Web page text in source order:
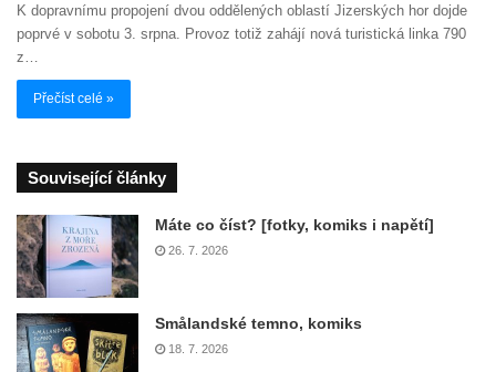
K dopravnímu propojení dvou oddělených oblastí Jizerských hor dojde
poprvé v sobotu 3. srpna. Provoz totiž zahájí nová turistická linka 790
z…
Přečíst celé »
Související články
Máte co číst? [fotky, komiks i napětí]
26. 7. 2026
Smålandské temno, komiks
18. 7. 2026